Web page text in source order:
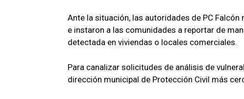
Ante la situación, las autoridades de PC
e instaron a las comunidades a reportar de
detectada en viviendas o locales comerciales.
Para canalizar solicitudes de análisis de
dirección municipal de Protección Civil más